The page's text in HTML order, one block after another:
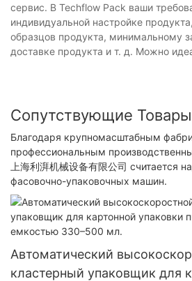
сервис. В Techflow Pack ваши
индивидуальной настройке
образцов продукта, минимальному
доставке продукта и т. д. Можно
Сопутствующие Товары
Благодаря крупномасштабным
профессиональным
上海利湃机械设备有限公司
фасовочно-упаковочных машин.
Автоматический
кластерный упаковщик для